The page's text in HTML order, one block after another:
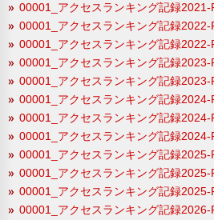
00001_アクセスランキング記録2021-
00001_アクセスランキング記録2022-
00001_アクセスランキング記録2022-
00001_アクセスランキング記録2023-
00001_アクセスランキング記録2023-
00001_アクセスランキング記録2024-
00001_アクセスランキング記録2024-
00001_アクセスランキング記録2024-
00001_アクセスランキング記録2025-
00001_アクセスランキング記録2025-
00001_アクセスランキング記録2025-
00001_アクセスランキング記録2026-